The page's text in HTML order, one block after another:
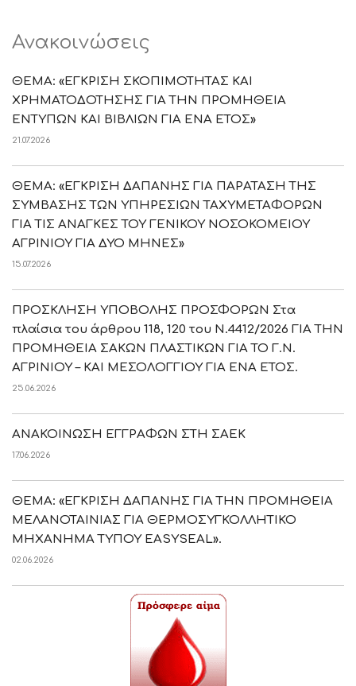
Ανακοινώσεις
ΘΕΜΑ: «ΕΓΚΡΙΣΗ ΣΚΟΠΙΜΟΤΗΤΑΣ ΚΑΙ
ΧΡΗΜΑΤΟΔΟΤΗΣΗΣ ΓΙΑ ΤΗΝ ΠΡΟΜΗΘΕΙΑ
ΕΝΤΥΠΩΝ ΚΑΙ ΒΙΒΛΙΩΝ ΓΙΑ ΕΝΑ ΕΤΟΣ»
21.07.2026
ΘΕΜΑ: «ΕΓΚΡΙΣΗ ΔΑΠΑΝΗΣ ΓΙΑ ΠΑΡΑΤΑΣΗ ΤΗΣ
ΣΥΜΒΑΣΗΣ ΤΩΝ ΥΠΗΡΕΣΙΩΝ ΤΑΧΥΜΕΤΑΦΟΡΩΝ
ΓΙΑ ΤΙΣ ΑΝΑΓΚΕΣ ΤΟΥ ΓΕΝΙΚΟΥ ΝΟΣΟΚΟΜΕΙΟΥ
ΑΓΡΙΝΙΟΥ ΓΙΑ ΔΥΟ ΜΗΝΕΣ»
15.07.2026
ΠΡΟΣΚΛΗΣΗ ΥΠΟΒΟΛΗΣ ΠΡΟΣΦΟΡΩΝ Στα
πλαίσια του άρθρου 118, 120 του Ν.4412/2026 ΓΙΑ ΤΗΝ
ΠΡΟΜΗΘΕΙΑ ΣΑΚΩΝ ΠΛΑΣΤΙΚΩΝ ΓΙΑ ΤΟ Γ.Ν.
ΑΓΡΙΝΙΟΥ – ΚΑΙ ΜΕΣΟΛΟΓΓΙΟΥ ΓΙΑ ΕΝΑ ΕΤΟΣ.
25.06.2026
ΑΝΑΚΟΙΝΩΣΗ ΕΓΓΡΑΦΩΝ ΣΤΗ ΣΑΕΚ
17.06.2026
ΘΕΜΑ: «ΕΓΚΡΙΣΗ ΔΑΠΑΝΗΣ ΓΙΑ ΤΗΝ ΠΡΟΜΗΘΕΙΑ
ΜΕΛΑΝΟΤΑΙΝΙΑΣ ΓΙΑ ΘΕΡΜΟΣΥΓΚΟΛΛΗΤΙΚΟ
ΜΗΧΑΝΗΜΑ ΤΥΠΟΥ EASYSEAL».
02.06.2026